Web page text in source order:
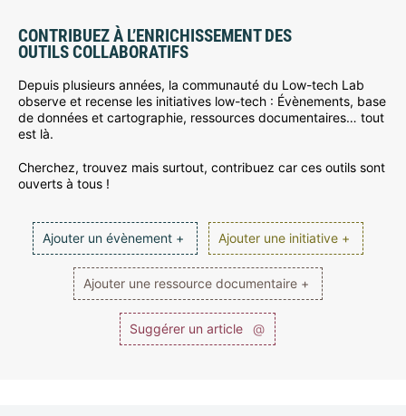
CONTRIBUEZ À L’ENRICHISSEMENT DES
OUTILS COLLABORATIFS
Depuis plusieurs années, la communauté du Low-tech Lab
observe et recense les initiatives low-tech : Évènements, base
de données et cartographie, ressources documentaires… tout
est là.
Cherchez, trouvez mais surtout, contribuez car ces outils sont
ouverts à tous !
Ajouter un évènement + Ajouter une initiative +
Ajouter une ressource documentaire +
Suggérer un article @